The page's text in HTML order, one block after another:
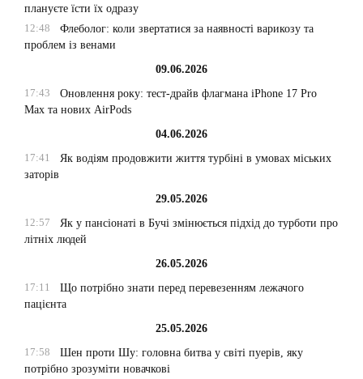
плануєте їсти їх одразу
12:48
Флеболог: коли звертатися за наявності варикозу та
проблем із венами
09.06.2026
17:43
Оновлення року: тест-драйв флагмана iPhone 17 Pro
Max та нових AirPods
04.06.2026
17:41
Як водіям продовжити життя турбіні в умовах міських
заторів
29.05.2026
12:57
Як у пансіонаті в Бучі змінюється підхід до турботи про
літніх людей
26.05.2026
17:11
Що потрібно знати перед перевезенням лежачого
пацієнта
25.05.2026
17:58
Шен проти Шу: головна битва у світі пуерів, яку
потрібно зрозуміти новачкові